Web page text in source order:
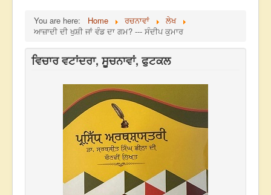
You are here: Home ਰਚਨਾਵਾਂ
ਲੇਖ
ਆਜ਼ਾਦੀ ਦੀ ਖੁਸ਼ੀ ਜਾਂ ਵੰਡ ਦਾ ਗਮ? --- ਸੰਦੀਪ ਕੁਮਾਰ
ਵਿਚਾਰ ਵਟਾਂਦਰਾ, ਸੂਚਨਾਵਾਂ, ਫੁਟਕਲ